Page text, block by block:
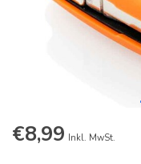
€8,99 Inkl. MwSt.